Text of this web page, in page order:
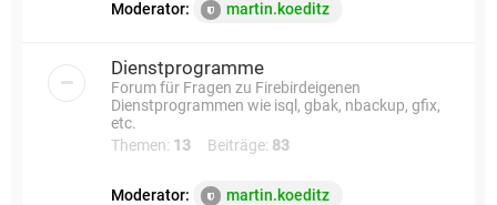
Moderator: martin.koeditz
Dienstprogramme
Forum für Fragen zu Firebirdeigenen
Dienstprogrammen wie isql, gbak, nbackup, gfix,
etc.
Themen: 13 Beiträge: 83
Moderator: martin.koeditz